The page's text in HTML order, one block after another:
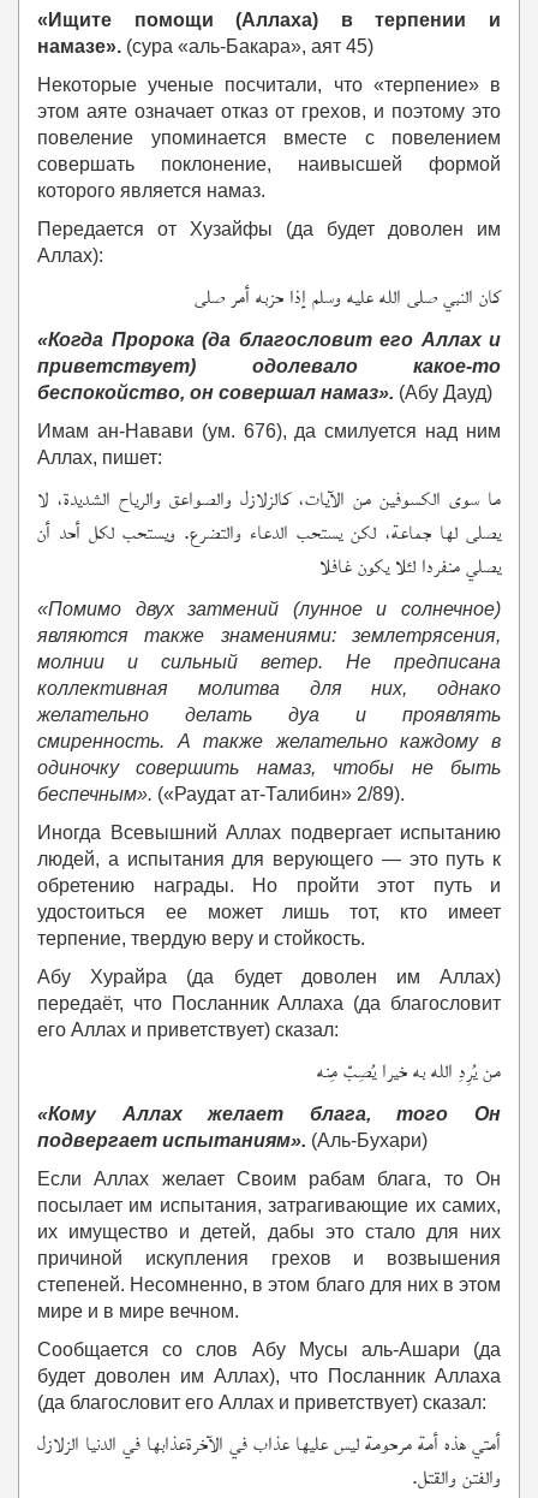
«Ищите помощи (Аллаха) в терпении и
намазе». (сура «аль-Бакара», аят 45)
Некоторые ученые посчитали, что «терпение» в
этом аяте означает отказ от грехов, и поэтому это
повеление упоминается вместе с повелением
совершать поклонение, наивысшей формой
которого является намаз.
Передается от Хузайфы (да будет доволен им
Аллах):
كان النبي صلى الله عليه وسلم إذا حزبه أمر صلى
«Когда Пророка (да благословит его Аллах и
приветствует) одолевало какое-то
беспокойство, он совершал намаз». (Абу Дауд)
Имам ан-Навави (ум. 676), да смилуется над ним
Аллах, пишет:
ما سوى الكسوفين من الآيات، كالزلازل والصواعق والرياح الشديدة، لا
يصلى لها جماعة، لكن يستحب الدعاء والتضرع. ويستحب لكل أحد أن
يصلي منفردا لئلا يكون غافلا
«Помимо двух затмений (лунное и солнечное)
являются также знамениями: землетрясения,
молнии и сильный ветер. Не предписана
коллективная молитва для них, однако
желательно делать дуа и проявлять
смиренность. А также желательно каждому в
одиночку совершить намаз, чтобы не быть
беспечным». («Раудат ат-Талибин» 2/89).
Иногда Всевышний Аллах подвергает испытанию
людей, а испытания для верующего — это путь к
обретению награды. Но пройти этот путь и
удостоиться ее может лишь тот, кто имеет
терпение, твердую веру и стойкость.
Абу Хурайра (да будет доволен им Аллах)
передаёт, что Посланник Аллаха (да благословит
его Аллах и приветствует) сказал:
من يُرِدِ الله به خيرا يُصِبْ مِنه
«Кому Аллах желает блага, того Он
подвергает испытаниям». (Аль-Бухари)
Если Аллах желает Своим рабам блага, то Он
посылает им испытания, затрагивающие их самих,
их имущество и детей, дабы это стало для них
причиной искупления грехов и возвышения
степеней. Несомненно, в этом благо для них в этом
мире и в мире вечном.
Сообщается со слов Абу Мусы аль-Ашари (да
будет доволен им Аллах), что Посланник Аллаха
(да благословит его Аллах и приветствует) сказал:
أمتي هذه أمة مرحومة ليس عليها عذاب في الآخرةعذابها في الدنيا الزلازل
والفتن والقتل.